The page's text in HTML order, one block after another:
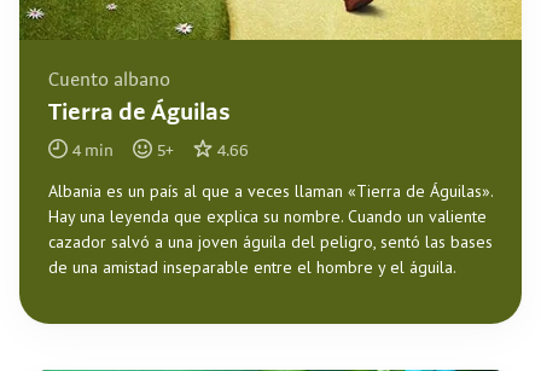
Cuento albano
Tierra de Águilas
4min 5+ 4.66
Albania es un país al que a veces llaman «Tierra de Águilas».
Hay una leyenda que explica su nombre. Cuando un valiente
cazador salvó a una joven águila del peligro, sentó las bases
de una amistad inseparable entre el hombre y el águila.